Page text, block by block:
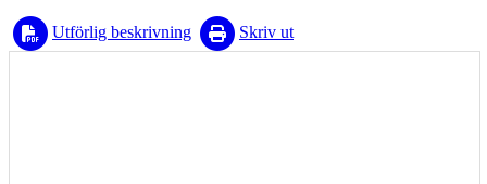
Utförlig beskrivning Skriv ut